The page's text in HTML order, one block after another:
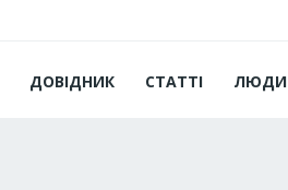
ДОВІДНИК СТАТТІ ЛЮДИ